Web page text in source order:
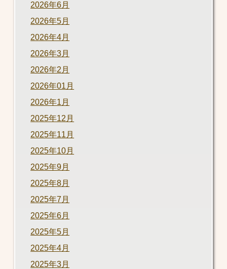
2026年6月
2026年5月
2026年4月
2026年3月
2026年2月
2026年01月
2026年1月
2025年12月
2025年11月
2025年10月
2025年9月
2025年8月
2025年7月
2025年6月
2025年5月
2025年4月
2025年3月